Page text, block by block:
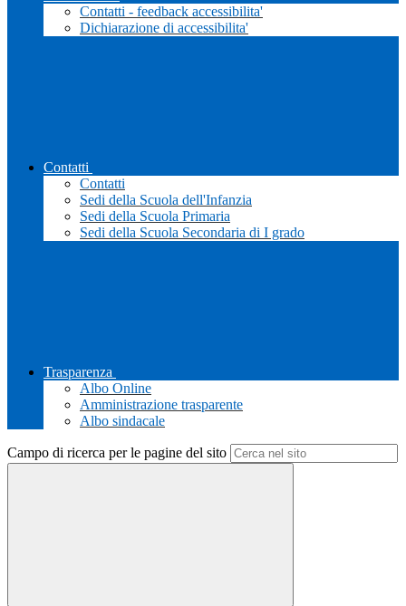
Contatti - feedback accessibilita'
Dichiarazione di accessibilita'
Contatti
Contatti
Sedi della Scuola dell'Infanzia
Sedi della Scuola Primaria
Sedi della Scuola Secondaria di I grado
Trasparenza
Albo Online
Amministrazione trasparente
Albo sindacale
Campo di ricerca per le pagine del sito